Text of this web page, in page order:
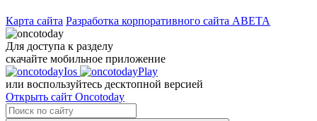
Карта сайта Разработка корпоративного сайта ABETA
Для доступа к разделу
скачайте мобильное приложение
или воспользуйтесь десктопной версией
Открыть сайт Oncotoday